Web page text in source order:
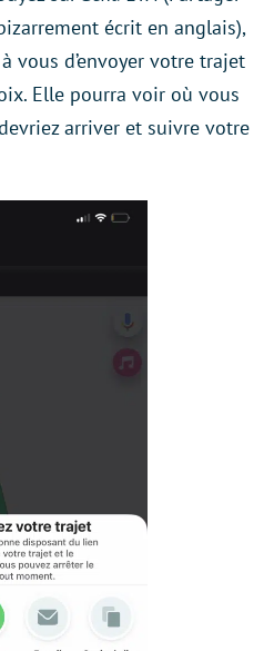
écrit en anglais),
vous d’envoyer votre trajet
Elle pourra voir où vous
arriver et suivre votre